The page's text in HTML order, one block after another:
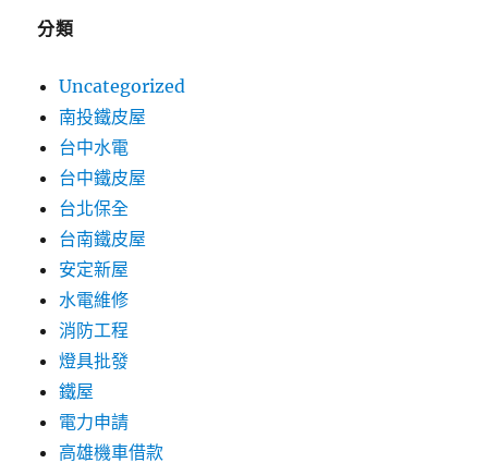
分類
Uncategorized
南投鐵皮屋
台中水電
台中鐵皮屋
台北保全
台南鐵皮屋
安定新屋
水電維修
消防工程
燈具批發
鐵屋
電力申請
高雄機車借款